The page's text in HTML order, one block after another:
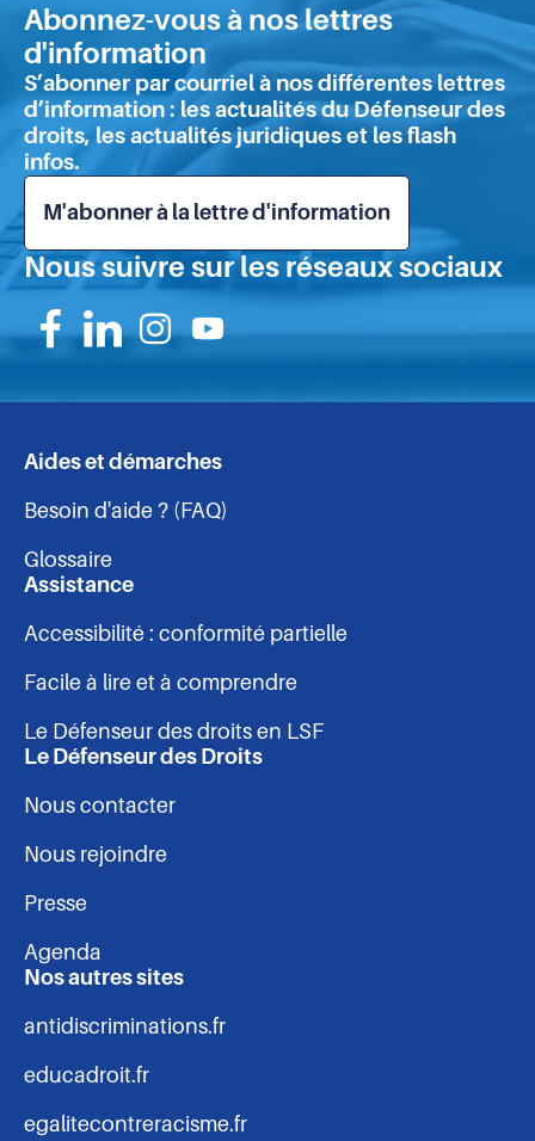
offrir
réponses
immédiates
aux
phénomènes
troublant
public"
de
Abonnez-vous à nos lettres
d'information
S’abonner par courriel à nos différentes lettres
d’information : les actualités du Défenseur des
droits, les actualités juridiques et les flash
infos.
M'abonner à la lettre d'information
Nous suivre sur les réseaux sociaux
Suivez-
nous
sur
Suivez-
nous
sur
Suivez-
nous
sur
Suivez-
nous
Navigation
-
pied
de
page
Aides et démarches
Besoin d'aide ? (FAQ)
Glossaire
Assistance
Accessibilité : conformité partielle
Facile à lire et à comprendre
Le Défenseur des droits en LSF
Le Défenseur des Droits
Nous contacter
Nous rejoindre
Presse
Agenda
Nos autres sites
antidiscriminations.fr
educadroit.fr
egalitecontreracisme.fr